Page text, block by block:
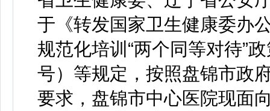
于《转发国家卫生健康委办
规范化培训“两个同等对待”
号）等规定，按照盘锦市政
要求，盘锦市中心医院现面